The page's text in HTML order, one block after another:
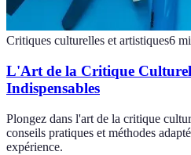
Critiques culturelles et artistiques6
L'Art de la Critique
Indispensables
Plongez dans l'art de la critique
conseils pratiques et méthodes
expérience.